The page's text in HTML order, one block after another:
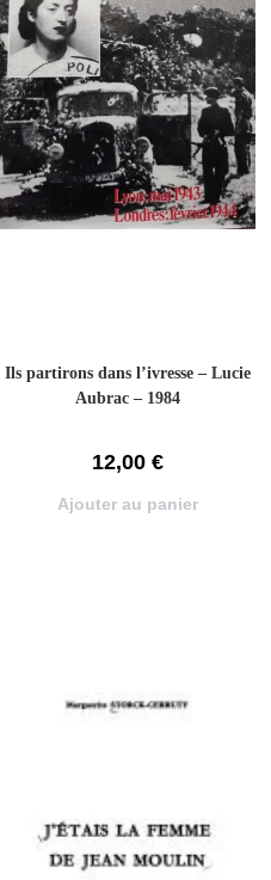
Ils partirons dans l’ivresse – Lucie
Aubrac – 1984
12,00 €
Ajouter au panier